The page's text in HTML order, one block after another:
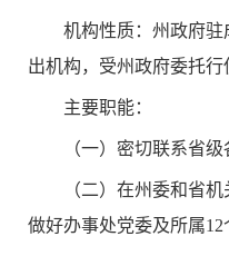
机构性质：州政府驻
出机构，受州政府委托行
主要职能：
（一）密切联系省级
（二）在州委和省机
做好办事处党委及所属12